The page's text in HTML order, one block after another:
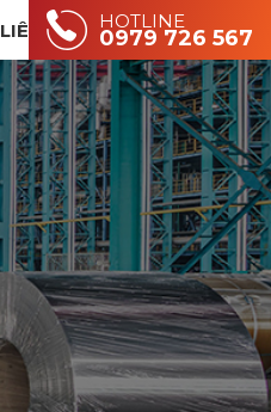
LIÊN HỆ HOTLINE
0979 726 567